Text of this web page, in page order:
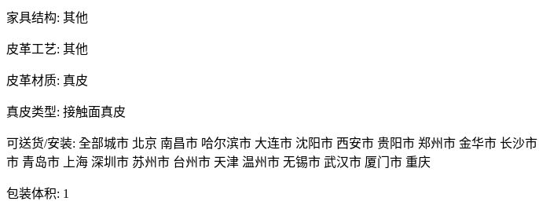
家具结构: 其他
皮革工艺: 其他
皮革材质: 真皮
真皮类型: 接触面真皮
可送货/安装: 全部城市 北京 南昌市 哈尔滨市 大连市 沈阳市 西安市 贵阳市 郑州市 金华市 长沙
市 青岛市 上海 深圳市 苏州市 台州市 天津 温州市 无锡市 武汉市 厦门市 重庆
包装体积: 1